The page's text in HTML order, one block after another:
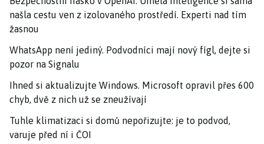
našla cestu ven z izolovaného prostředí. Experti nad tím
žasnou
WhatsApp není jediný. Podvodníci mají nový fígl, dejte si
pozor na Signalu
Ihned si aktualizujte Windows. Microsoft opravil přes 600
chyb, dvě z nich už se zneužívají
Tuhle klimatizaci si domů nepořizujte: je to podvod,
varuje před ní i ČOI